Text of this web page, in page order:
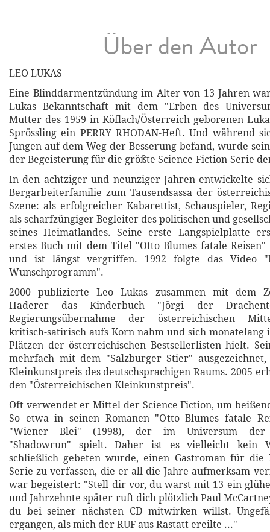
Über den Autor
LEO LUKAS
Eine Blinddarmentzündung im Alter von 13 Jahren
Lukas Bekanntschaft mit dem "Erben des
Mutter des 1959 in Köflach/Österreich geborenen
Sprössling ein PERRY RHODAN-Heft. Und während
Jungen auf dem Weg der Besserung befand, wurde
der Begeisterung für die größte Science-Fiction-Serie
In den achtziger und neunziger Jahren entwickelte
Bergarbeiterfamilie zum Tausendsassa der
Szene: als erfolgreicher Kabarettist, Schauspieler,
als scharfzüngiger Begleiter des politischen und
seines Heimatlandes. Seine erste Langspielplatte
erstes Buch mit dem Titel "Otto Blumes fatale Reisen"
und ist längst vergriffen. 1992 folgte das Video
Wunschprogramm".
2000 publizierte Leo Lukas zusammen mit dem
Haderer das Kinderbuch "Jörgi der
Regierungsübernahme der österreichischen
kritisch-satirisch aufs Korn nahm und sich monatelang
Plätzen der österreichischen Bestsellerlisten hielt.
mehrfach mit dem "Salzburger Stier"
Kleinkunstpreis des deutschsprachigen Raums. 2005
den "Österreichischen Kleinkunstpreis".
Oft verwendet er Mittel der Science Fiction, um
So etwa in seinen Romanen "Otto Blumes fatale
"Wiener Blei" (1998), der im Universum der
"Shadowrun" spielt. Daher ist es vielleicht kein
schließlich gebeten wurde, einen Gastroman für die
Serie zu verfassen, die er all die Jahre aufmerksam
war begeistert: "Stell dir vor, du warst mit 13 ein
und Jahrzehnte später ruft dich plötzlich Paul
du bei seiner nächsten CD mitwirken willst.
ergangen, als mich der RUF aus Rastatt ereilte ..."